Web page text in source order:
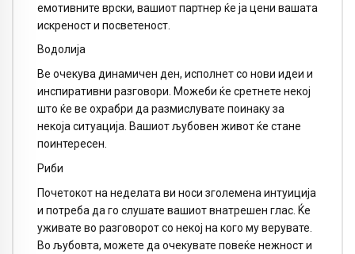
емотивните врски, вашиот партнер ќе ја цени вашата
искреност и посветеност.
Водолија
Ве очекува динамичен ден, исполнет со нови идеи и
инспиративни разговори. Можеби ќе сретнете некој
што ќе ве охрабри да размислувате поинаку за
некоја ситуација. Вашиот љубовен живот ќе стане
поинтересен.
Риби
Почетокот на неделата ви носи зголемена интуиција
и потреба да го слушате вашиот внатрешен глас. Ќе
уживате во разговорот со некој на кого му верувате.
Во љубовта, можете да очекувате повеќе нежност и